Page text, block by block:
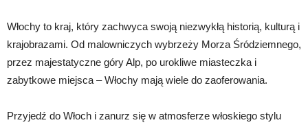
Włochy to kraj, który zachwyca swoją niezwykłą historią, kulturą i
krajobrazami. Od malowniczych wybrzeży Morza Śródziemnego,
przez majestatyczne góry Alp, po urokliwe miasteczka i
zabytkowe miejsca – Włochy mają wiele do zaoferowania.
Przyjedź do Włoch i zanurz się w atmosferze włoskiego stylu